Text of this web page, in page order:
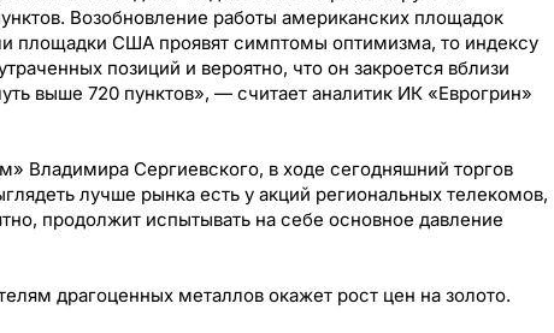
Возобновление работы американских площадок
площадки США проявят симптомы оптимизма, то индексу
позиций и вероятно, что он закроется вблизи
выше 720 пунктов», — считает аналитик ИК «Еврогрин»
Владимира Сергиевского, в ходе сегодняшний торгов
лучше рынка есть у акций региональных телекомов,
продолжит испытывать на себе основное давление
драгоценных металлов окажет рост цен на золото.